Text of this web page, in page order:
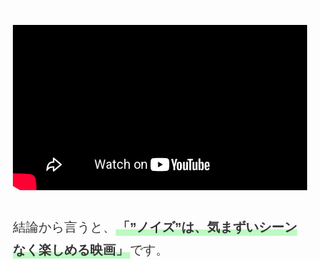
結論から言うと、 「”ノイズ”は、気まずいシーン
なく楽しめる映画」です。